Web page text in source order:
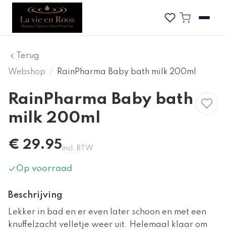
Terug
Webshop
/ RainPharma Baby bath milk 200ml
RainPharma Baby bath
milk 200ml
€ 29.95incl. BTW
Op voorraad
Beschrijving
Lekker in bad en er even later schoon en met een
knuffelzacht velletje weer uit. Helemaal klaar om